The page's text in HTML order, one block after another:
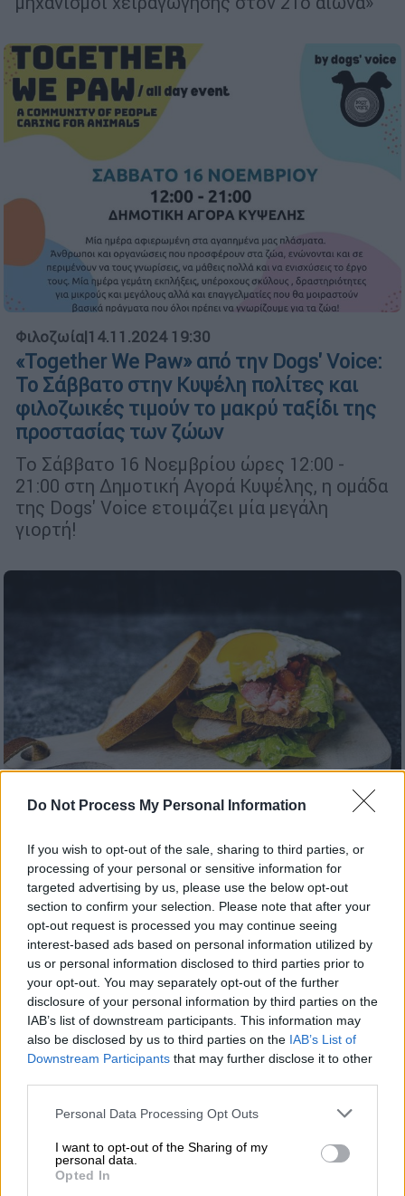
Do Not Process My Personal Information
If you wish to opt-out of the sale, sharing to third parties, or
processing of your personal or sensitive information for
targeted advertising by us, please use the below opt-out
section to confirm your selection. Please note that after your
opt-out request is processed you may continue seeing
interest-based ads based on personal information utilized by
us or personal information disclosed to third parties prior to
your opt-out. You may separately opt-out of the further
disclosure of your personal information by third parties on the
IAB’s list of downstream participants. This information may
also be disclosed by us to third parties on the IAB’s List of
Downstream Participants that may further disclose it to other
Please note that this website/app uses one or more Google
not limited to your visit or usage behaviour. You may click to
grant or deny consent to Google and its third-party tags to
use your data for below specified purposes in below Google
Personal Data Processing Opt Outs
I want to opt-out of the Sharing of my
personal data.
Opted In
Φιλοζωία|14.11.2024 19:30
«Together We Paw» από την Dogs' Voice:
Το Σάββατο στην Κυψέλη πολίτες και
φιλοζωικές τιμούν το μακρύ ταξίδι της
προστασίας των ζώων
Το Σάββατο 16 Νοεμβρίου ώρες 12:00 -
21:00 στη Δημοτική Αγορά Κυψέλης, η ομάδα
της Dogs' Voice ετοιμάζει μία μεγάλη
γιορτή!
Food & Drink15.04.2022 20:46
Ξέρουμε πού θα πάτε για brunch αυτή
την Κυριακή - Το πιο αγαπημένο γεύμα
της εβδομάδας στην Δημοτική Αγορά
της Κυψέλης
Το Pop Up Brunch της Κυψέλης επέστρεψε